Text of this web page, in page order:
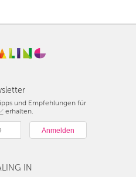
und Empfehlungen für
erhalten.
IN